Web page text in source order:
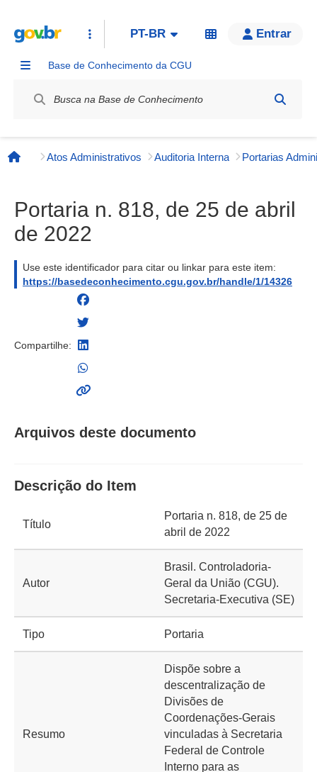
PT-BR Entrar
Base de Conhecimento da CGU
Página inicial
Atos Administrativos Auditoria Interna
Portaria n. 818, de 25 de abril
de 2022
Use este identificador para citar ou linkar para este item:
https://basedeconhecimento.cgu.gov.br/handle/1/14326
Compartilhe:
Arquivos deste documento
Descrição do Item
Título
Portaria n. 818, de 25 de
abril de 2022
Autor
Brasil. Controladoria-
Geral da União (CGU).
Secretaria-Executiva (SE)
Tipo Portaria
Resumo
Dispõe sobre a
descentralização de
Divisões de
Coordenações-Gerais
vinculadas à Secretaria
Federal de Controle
Interno para as